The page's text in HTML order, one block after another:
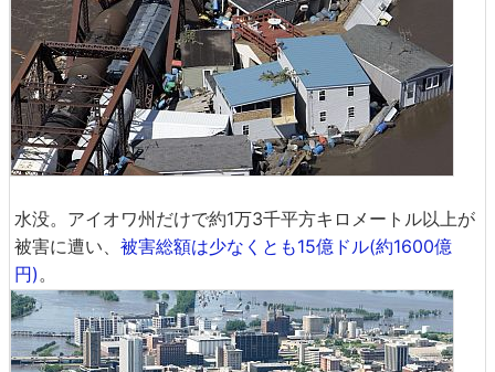
水没。アイオワ州だけで約1万3千平方キロメートル以上が
被害に遭い、 被害総額は少なくとも15億ドル(約1600億
円)。